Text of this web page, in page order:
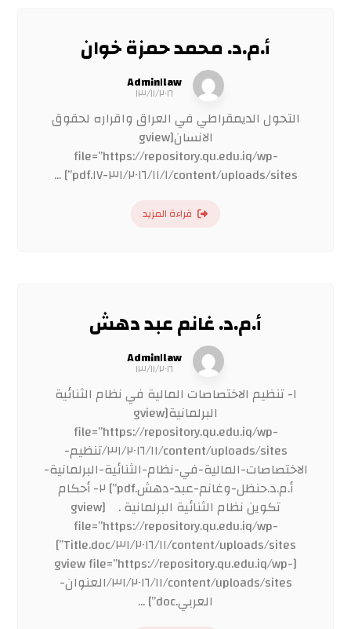
أ.م.د. محمد حمزة خوان
Admin١law
١٣/١١/٢٠١٦
التحول الديمقراطي في العراق واقراره لحقوق
الانسان[gview
file=”https://repository.qu.edu.iq/wp-
content/uploads/sites/٣١/٢٠١٦/١١/١-١٧.pdf”] ...
قراءة المزيد
أ.م.د. غانم عبد دهش
Admin١law
١٣/١١/٢٠١٦
١- تنظيم الاختصاصات المالية في نظام الثنائية
البرلمانية[gview
file=”https://repository.qu.edu.iq/wp-
content/uploads/sites/٣١/٢٠١٦/١١/تنظيم-
الاختصاصات-المالية-في-نظام-الثنائية-البرلمانية-
أ.م.د.حنظل-وغانم-عبد-دهش.pdf”] ٢- أحكام
تكوين نظام الثنائية البرلمانية . [gview
file=”https://repository.qu.edu.iq/wp-
content/uploads/sites/٣١/٢٠١٦/١١/Title.doc”]
[gview file=”https://repository.qu.edu.iq/wp-
content/uploads/sites/٣١/٢٠١٦/١١/العنوان-
العربي.doc”] ...